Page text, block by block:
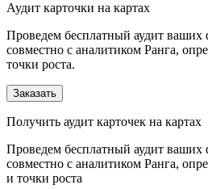
Аудит карточки на картах
Проведем бесплатный аудит ваших
совместно с аналитиком Ранга,
точки роста.
Заказать
Получить аудит карточек на картах
Проведем бесплатный аудит ваших
совместно с аналитиком Ранга,
и точки роста